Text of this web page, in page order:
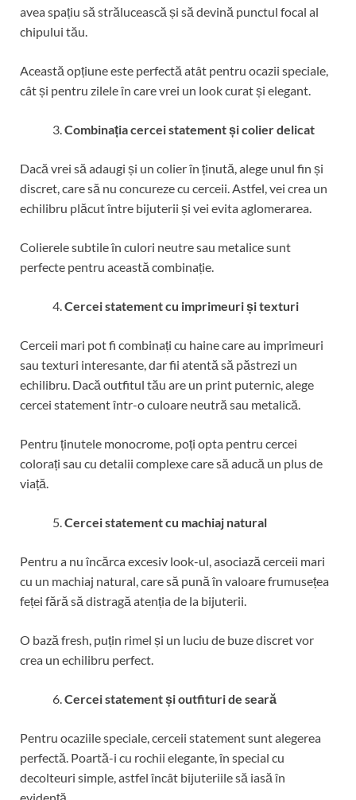
avea spațiu să strălucească și să devină punctul focal al
chipului tău.
Această opțiune este perfectă atât pentru ocazii speciale,
cât și pentru zilele în care vrei un look curat și elegant.
Combinația cercei statement și colier delicat
Dacă vrei să adaugi și un colier în ținută, alege unul fin și
discret, care să nu concureze cu cerceii. Astfel, vei crea un
echilibru plăcut între bijuterii și vei evita aglomerarea.
Colierele subtile în culori neutre sau metalice sunt
perfecte pentru această combinație.
Cercei statement cu imprimeuri și texturi
Cerceii mari pot fi combinați cu haine care au imprimeuri
sau texturi interesante, dar fii atentă să păstrezi un
echilibru. Dacă outfitul tău are un print puternic, alege
cercei statement într-o culoare neutră sau metalică.
Pentru ținutele monocrome, poți opta pentru cercei
colorați sau cu detalii complexe care să aducă un plus de
viață.
Cercei statement cu machiaj natural
Pentru a nu încărca excesiv look-ul, asociază cerceii mari
cu un machiaj natural, care să pună în valoare frumusețea
feței fără să distragă atenția de la bijuterii.
O bază fresh, puțin rimel și un luciu de buze discret vor
crea un echilibru perfect.
Cercei statement și outfituri de seară
Pentru ocaziile speciale, cerceii statement sunt alegerea
perfectă. Poartă-i cu rochii elegante, în special cu
decolteuri simple, astfel încât bijuteriile să iasă în